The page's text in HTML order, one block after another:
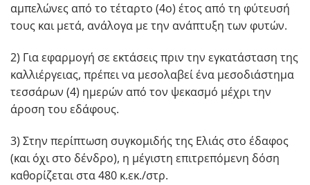
αμπελώνες από το τέταρτο (4ο) έτος από τη φύτευσή
τους και μετά, ανάλογα με την ανάπτυξη των φυτών.
2) Για εφαρμογή σε εκτάσεις πριν την εγκατάσταση της
καλλιέργειας, πρέπει να μεσολαβεί ένα μεσοδιάστημα
τεσσάρων (4) ημερών από τον ψεκασμό μέχρι την
άροση του εδάφους.
3) Στην περίπτωση συγκομιδής της Ελιάς στο έδαφος
(και όχι στο δένδρο), η μέγιστη επιτρεπόμενη δόση
καθορίζεται στα 480 κ.εκ./στρ.